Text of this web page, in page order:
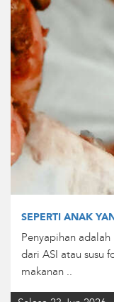
SEPERTI ANAK
Penyapihan
dari ASI atau susu
makanan ..